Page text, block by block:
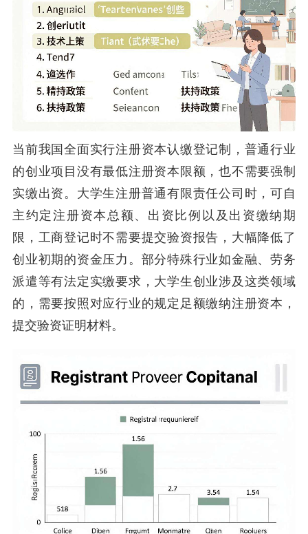
当前我国全面实行注册资本认缴登记制，普通行业
的创业项目没有最低注册资本限额，也不需要强制
实缴出资。大学生注册普通有限责任公司时，可自
主约定注册资本总额、出资比例以及出资缴纳期
限，工商登记时不需要提交验资报告，大幅降低了
创业初期的资金压力。部分特殊行业如金融、劳务
派遣等有法定实缴要求，大学生创业涉及这类领域
的，需要按照对应行业的规定足额缴纳注册资本，
提交验资证明材料。